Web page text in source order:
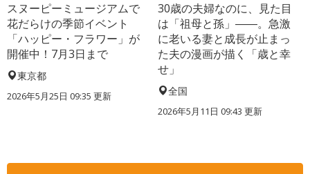
スヌーピーミュージアムで
花だらけの季節イベント
「ハッピー・フラワー」が
開催中！7月3日まで
東京都
2026年5月25日 09:35 更新
30歳の夫婦なのに、見た目
は「祖母と孫」――。急激
に老いる妻と成長が止まっ
た夫の漫画が描く「歳と幸
せ」
全国
2026年5月11日 09:43 更新